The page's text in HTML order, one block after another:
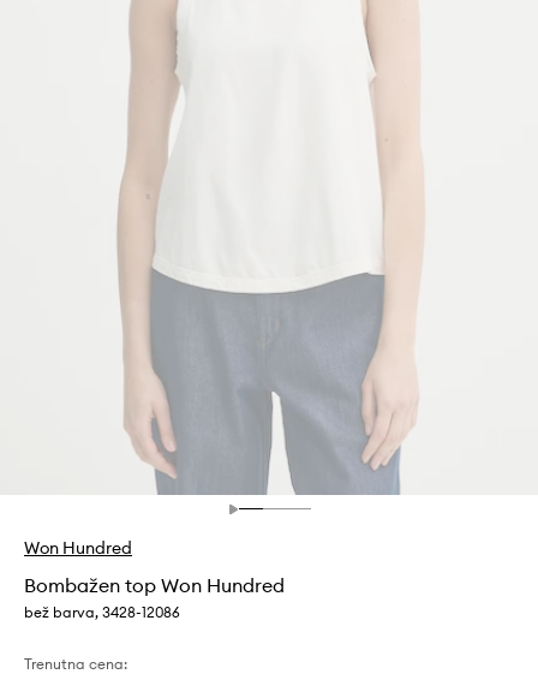
Won Hundred
Bombažen top Won Hundred
bež barva, 3428-12086
Trenutna cena: